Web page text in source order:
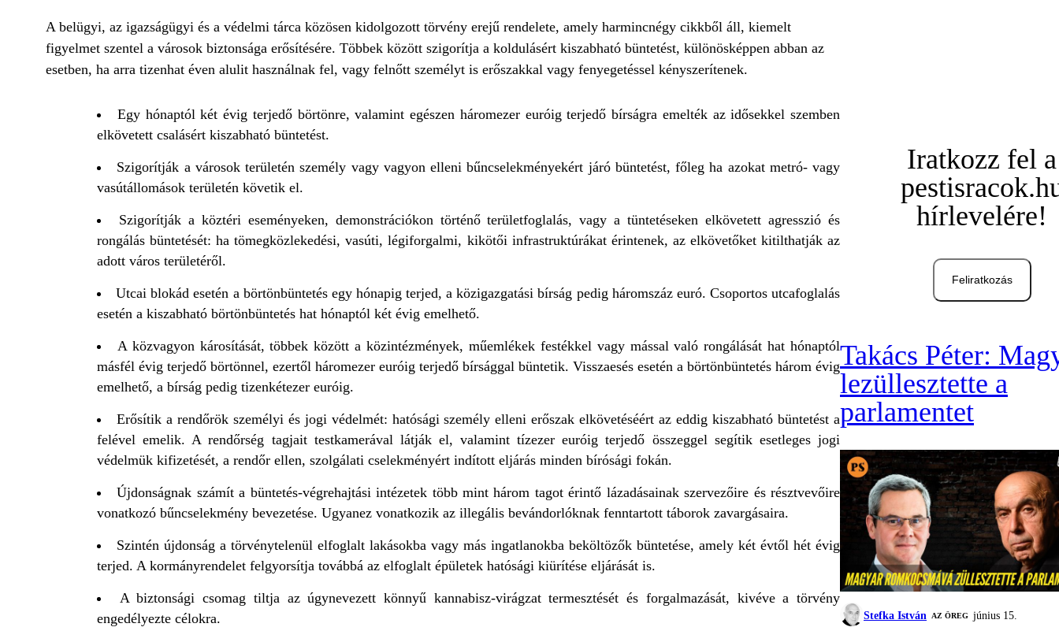
A belügyi, az igazságügyi és a védelmi tárca közösen kidolgozott törvény erejű rendelete, amely harmincnégy cikkből áll, kiemelt
figyelmet szentel a városok biztonsága erősítésére. Többek között szigorítja a koldulásért kiszabható büntetést, különösképpen abban az
esetben, ha arra tizenhat éven alulit használnak fel, vagy felnőtt személyt is erőszakkal vagy fenyegetéssel kényszerítenek.
Egy hónaptól két évig terjedő börtönre, valamint egészen háromezer euróig terjedő bírságra emelték az idősekkel szemben
elkövetett csalásért kiszabható büntetést.
Szigorítják a városok területén személy vagy vagyon elleni bűncselekményekért járó büntetést, főleg ha azokat metró- vagy
vasútállomások területén követik el.
Szigorítják a köztéri eseményeken, demonstrációkon történő területfoglalás, vagy a tüntetéseken elkövetett agresszió és
rongálás büntetését: ha tömegközlekedési, vasúti, légiforgalmi, kikötői infrastruktúrákat érintenek, az elkövetőket kitilthatják az
adott város területéről.
Utcai blokád esetén a börtönbüntetés egy hónapig terjed, a közigazgatási bírság pedig háromszáz euró. Csoportos utcafoglalás
esetén a kiszabható börtönbüntetés hat hónaptól két évig emelhető.
A közvagyon károsítását, többek között a közintézmények, műemlékek festékkel vagy mással való rongálását hat hónaptól
másfél évig terjedő börtönnel, ezertől háromezer euróig terjedő bírsággal büntetik. Visszaesés esetén a börtönbüntetés három évig
emelhető, a bírság pedig tizenkétezer euróig.
Erősítik a rendőrök személyi és jogi védelmét: hatósági személy elleni erőszak elkövetéséért az eddig kiszabható büntetést a
felével emelik. A rendőrség tagjait testkamerával látják el, valamint tízezer euróig terjedő összeggel segítik esetleges jogi
védelmük kifizetését, a rendőr ellen, szolgálati cselekményért indított eljárás minden bírósági fokán.
Újdonságnak számít a büntetés-végrehajtási intézetek több mint három tagot érintő lázadásainak szervezőire és résztvevőire
vonatkozó bűncselekmény bevezetése. Ugyanez vonatkozik az illegális bevándorlóknak fenntartott táborok zavargásaira.
Szintén újdonság a törvénytelenül elfoglalt lakásokba vagy más ingatlanokba beköltözők büntetése, amely két évtől hét évig
terjed. A kormányrendelet felgyorsítja továbbá az elfoglalt épületek hatósági kiürítése eljárását is.
A biztonsági csomag tiltja az úgynevezett könnyű kannabisz-virágzat termesztését és forgalmazását, kivéve a törvény
engedélyezte célokra.
Iratkozz fel a
hírlevelére!
Feliratkozás
Takács Péter:
lezüllesztette a
parlamentet
Stefka István AZ ÖREG június 15.